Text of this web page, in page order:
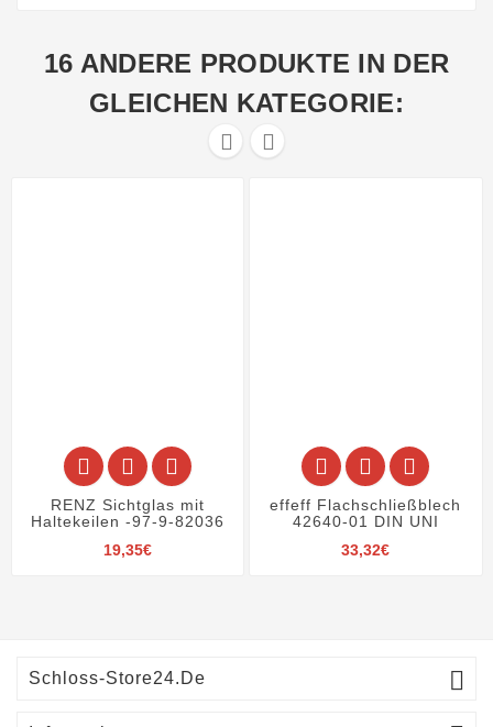
16 ANDERE PRODUKTE IN DER
GLEICHEN KATEGORIE:
 
  
RENZ Sichtglas mit
Haltekeilen -97-9-82036
19,35€Preis
  
effeff Flachschließblech
42640-01 DIN UNI
33,32€Preis
Schloss-Store24.de 